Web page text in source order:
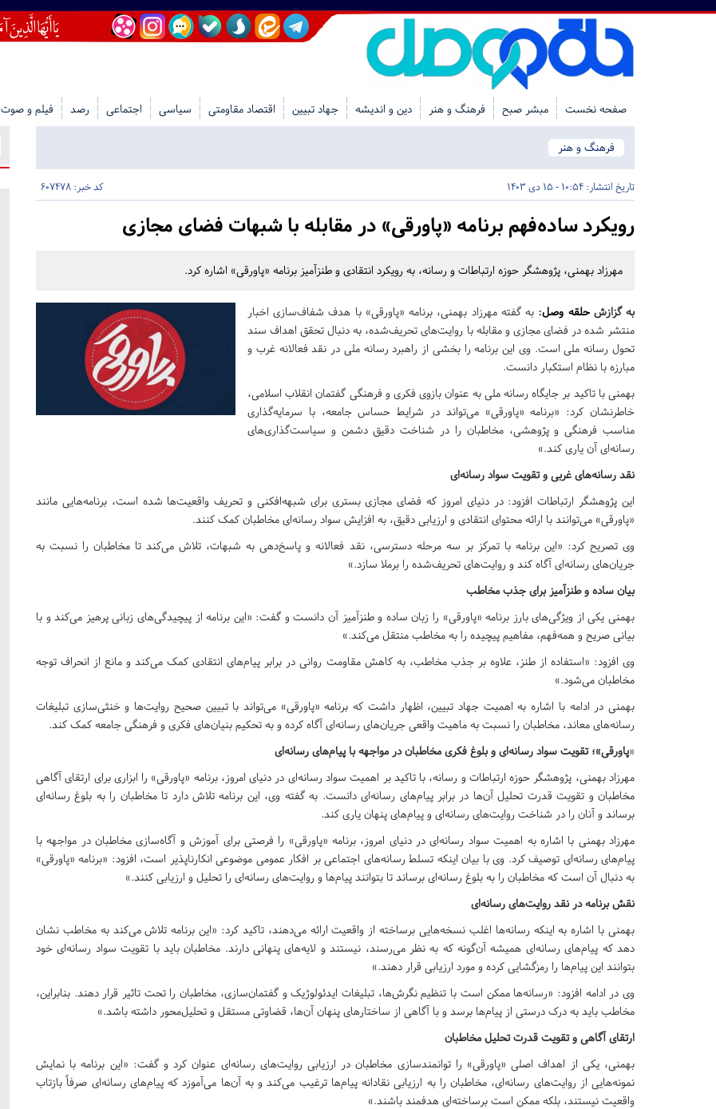
صفحه نخست مبشر صبح فرهنگ و هنر دین و اندیشه جهاد تبیین اقتصاد مقاومتی سیاسی اجتماعی رصد فیلم و صوت
فرهنگ و هنر
تاریخ انتشار: 10:54 - 15 دی 1403 کد خبر: 607478
رویکرد ساده‌فهم برنامه «پاورقی» در مقابله با شبهات فضای مجازی
مهرزاد بهمنی، پژوهشگر حوزه ارتباطات و رسانه، به رویکرد انتقادی و طنزآمیز برنامه «پاورقی» اشاره کرد.
به گزازشحلقه وصل: به گفته مهرزاد بهمنی، برنامه «پاورقی» با هدف شفاف‌سازی اخبار
منتشر شده در فضای مجازی و مقابله با روایت‌های تحریف‌شده، به دنبال تحقق اهداف سند
تحول رسانه ملی است. وی این برنامه را بخشی از راهبرد رسانه ملی در نقد فعالانه غرب و
مبارزه با نظام استکبار دانست.
بهمنی با تاکید بر جایگاه رسانه ملی به عنوان بازوی فکری و فرهنگی گفتمان انقلاب اسلامی،
خاطرنشان کرد: «برنامه «پاورقی» می‌تواند در شرایط حساس جامعه، با سرمایه‌گذاری
مناسب فرهنگی و پژوهشی، مخاطبان را در شناخت دقیق دشمن و سیاست‌گذاری‌های
رسانه‌ای آن یاری کند.»
نقد رسانه‌های غربی و تقویت سواد رسانه‌ای
این پژوهشگر ارتباطات افزود: در دنیای امروز که فضای مجازی بستری برای شبهه‌افکنی و تحریف واقعیت‌ها شده است، برنامه‌هایی مانند
«پاورقی» می‌توانند با ارائه محتوای انتقادی و ارزیابی دقیق، به افزایش سواد رسانه‌ای مخاطبان کمک کنند.
وی تصریح کرد: «این برنامه با تمرکز بر سه مرحله دسترسی، نقد فعالانه و پاسخ‌دهی به شبهات، تلاش می‌کند تا مخاطبان را نسبت به
جریان‌های رسانه‌ای آگاه کند و روایت‌های تحریف‌شده را برملا سازد.»
بیان ساده و طنزآمیز برای جذب مخاطب
بهمنی یکی از ویژگی‌های بارز برنامه «پاورقی» را زبان ساده و طنزآمیز آن دانست و گفت: «این برنامه از پیچیدگی‌های زبانی پرهیز می‌کند و با
بیانی صریح و همه‌فهم، مفاهیم پیچیده را به مخاطب منتقل می‌کند.»
وی افزود: «استفاده از طنز، علاوه بر جذب مخاطب، به کاهش مقاومت روانی در برابر پیام‌های انتقادی کمک می‌کند و مانع از انحراف توجه
مخاطبان می‌شود.»
بهمنی در ادامه با اشاره به اهمیت جهاد تبیین، اظهار داشت که برنامه «پاورقی» می‌تواند با تبیین صحیح روایت‌ها و خنثی‌سازی تبلیغات
رسانه‌های معاند، مخاطبان را نسبت به ماهیت واقعی جریان‌های رسانه‌ای آگاه کرده و به تحکیم بنیان‌های فکری و فرهنگی جامعه کمک کند.
«پاورقی»؛ تقویت سواد رسانه‌ای و بلوغ فکری مخاطبان در مواجهه با پیام‌های رسانه‌ای
مهرزاد بهمنی، پژوهشگر حوزه ارتباطات و رسانه، با تاکید بر اهمیت سواد رسانه‌ای در دنیای امروز، برنامه «پاورقی» را ابزاری برای ارتقای آگاهی
مخاطبان و تقویت قدرت تحلیل آن‌ها در برابر پیام‌های رسانه‌ای دانست. به گفته وی، این برنامه تلاش دارد تا مخاطبان را به بلوغ رسانه‌ای
برساند و آنان را در شناخت روایت‌های رسانه‌ای و پیام‌های پنهان یاری کند.
مهرزاد بهمنی با اشاره به اهمیت سواد رسانه‌ای در دنیای امروز، برنامه «پاورقی» را فرصتی برای آموزش و آگاه‌سازی مخاطبان در مواجهه با
پیام‌های رسانه‌ای توصیف کرد. وی با بیان اینکه تسلط رسانه‌های اجتماعی بر افکار عمومی موضوعی انکارناپذیر است، افزود: «برنامه «پاورقی»
به دنبال آن است که مخاطبان را به بلوغ رسانه‌ای برساند تا بتوانند پیام‌ها و روایت‌های رسانه‌ای را تحلیل و ارزیابی کنند.»
نقش برنامه در نقد روایت‌های رسانه‌ای
بهمنی با اشاره به اینکه رسانه‌ها اغلب نسخه‌هایی برساخته از واقعیت ارائه می‌دهند، تاکید کرد: «این برنامه تلاش می‌کند به مخاطب نشان
دهد که پیام‌های رسانه‌ای همیشه آن‌گونه که به نظر می‌رسند، نیستند و لایه‌های پنهانی دارند. مخاطبان باید با تقویت سواد رسانه‌ای خود
بتوانند این پیام‌ها را رمزگشایی کرده و مورد ارزیابی قرار دهند.»
وی در ادامه افزود: «رسانه‌ها ممکن است با تنظیم نگرش‌ها، تبلیغات ایدئولوژیک و گفتمان‌سازی، مخاطبان را تحت تاثیر قرار دهند. بنابراین،
مخاطب باید به درک درستی از پیام‌ها برسد و با آگاهی از ساختارهای پنهان آن‌ها، قضاوتی مستقل و تحلیل‌محور داشته باشد.»
ارتقای آگاهی و تقویت قدرت تحلیل مخاطبان
بهمنی، یکی از اهداف اصلی «پاورقی» را توانمندسازی مخاطبان در ارزیابی روایت‌های رسانه‌ای عنوان کرد و گفت: «این برنامه با نمایش
نمونه‌هایی از روایت‌های رسانه‌ای، مخاطبان را به ارزیابی نقادانه پیام‌ها ترغیب می‌کند و به آن‌ها می‌آموزد که پیام‌های رسانه‌ای صرفاً بازتاب
واقعیت نیستند، بلکه ممکن است برساخته‌ای هدفمند باشند.»